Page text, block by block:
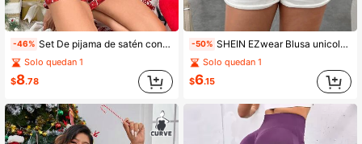
-46% Set De pijama de satén con ribetes en contraste y estampado navideño
Solo quedan 1
$8.78
-50% SHEIN EZwear Blusa unicolor de manga murciélago
Solo quedan 1
$6.15